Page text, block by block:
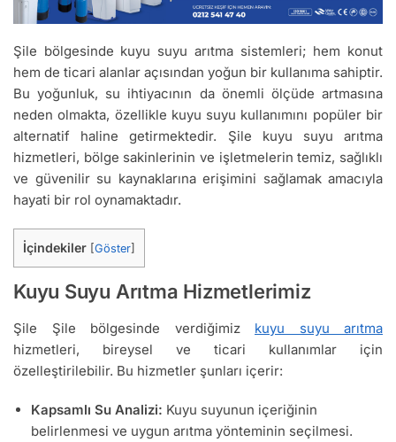
Şile bölgesinde kuyu suyu arıtma sistemleri; hem konut
hem de ticari alanlar açısından yoğun bir kullanıma sahiptir.
Bu yoğunluk, su ihtiyacının da önemli ölçüde artmasına
neden olmakta, özellikle kuyu suyu kullanımını popüler bir
alternatif haline getirmektedir. Şile kuyu suyu arıtma
hizmetleri, bölge sakinlerinin ve işletmelerin temiz, sağlıklı
ve güvenilir su kaynaklarına erişimini sağlamak amacıyla
hayati bir rol oynamaktadır.
İçindekiler Göster
Kuyu Suyu Arıtma Hizmetlerimiz
Şile Şile bölgesinde verdiğimiz kuyu suyu arıtma
hizmetleri, bireysel ve ticari kullanımlar için
özelleştirilebilir. Bu hizmetler şunları içerir:
Kapsamlı Su Analizi: Kuyu suyunun içeriğinin
belirlenmesi ve uygun arıtma yönteminin seçilmesi.